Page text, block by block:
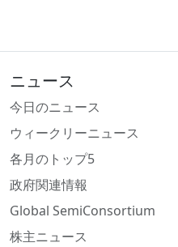
ニュース
今日のニュース
ウィークリーニュース
各月のトップ5
政府関連情報
Global SemiConsortium
株主ニュース